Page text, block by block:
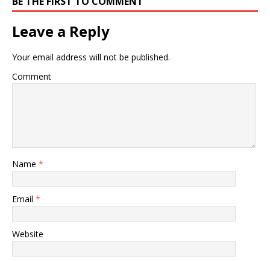
Leave a Reply
Your email address will not be published.
Comment
Name *
Email *
Website